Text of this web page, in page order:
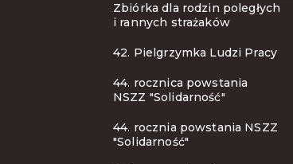
Zbiórka dla rodzin poległych
i rannych strażaków
42. Pielgrzymka Ludzi Pracy
44. rocznica powstania
NSZZ "Solidarność"
44. rocznia powstania NSZZ
"Solidarność"